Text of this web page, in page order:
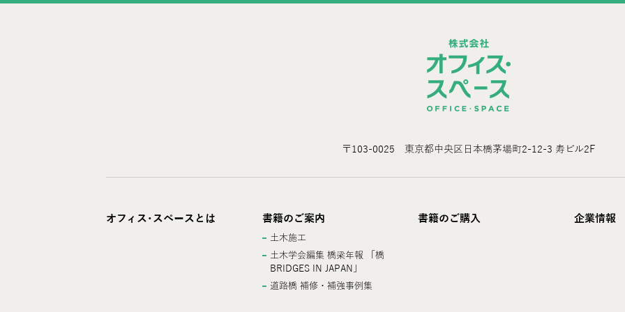
〒103-0025 東京都中央区日本橋茅場町2-12-3 寿ビル2F
オフィス･スペースとは 書籍のご案内
土木施工
土木学会編集 橋梁年報 「橋
BRIDGES IN JAPAN」
道路橋 補修・補強事例集
書籍のご購入 企業情報